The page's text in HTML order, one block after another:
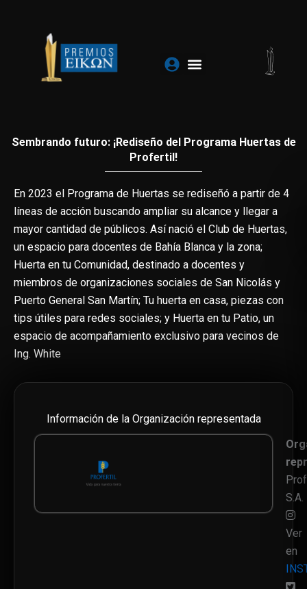
contenido
Sembrando futuro: ¡Rediseño del Programa Huertas de
Profertil!
En 2023 el Programa de Huertas se rediseñó a partir de 4
líneas de acción buscando ampliar su alcance y llegar a
mayor cantidad de públicos. Así nació el Club de Huertas,
un espacio para docentes de Bahía Blanca y la zona;
Huerta en tu Comunidad, destinado a docentes y
miembros de organizaciones sociales de San Nicolás y
Puerto General San Martín; Tu huerta en casa, piezas con
tips útiles para redes sociales; y Huerta en tu Patio, un
espacio de acompañamiento exclusivo para vecinos de
Ing. White
Información de la Organización representada
S.A.
Ver
en